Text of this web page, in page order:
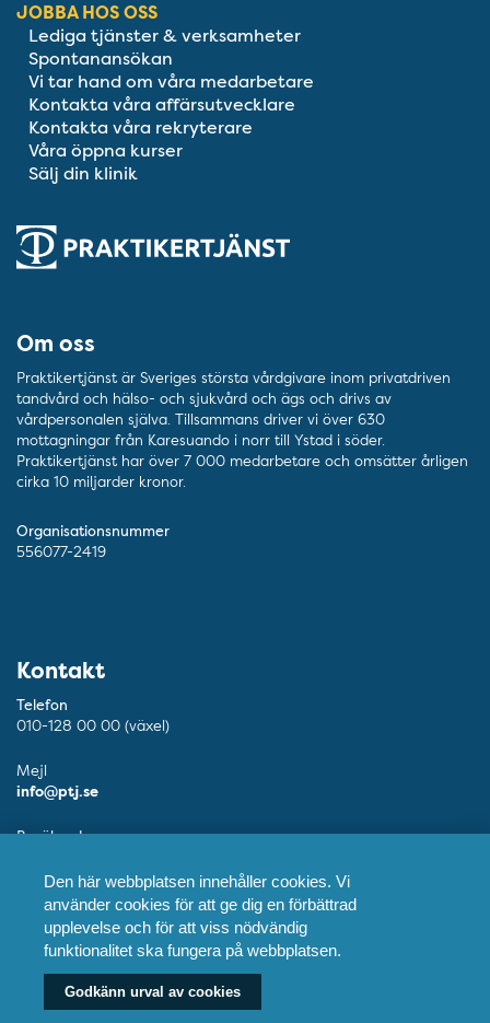
Den här webbplatsen innehåller cookies. Vi
använder cookies för att ge dig en förbättrad
upplevelse och för att viss nödvändig
funktionalitet ska fungera på webbplatsen.
Godkänn urval av cookies
JOBBA HOS OSS
Lediga tjänster & verksamheter
Spontanansökan
Vi tar hand om våra medarbetare
Kontakta våra affärsutvecklare
Kontakta våra rekryterare
Våra öppna kurser
Sälj din klinik
Om oss
Praktikertjänst är Sveriges största vårdgivare inom privatdriven
tandvård och hälso- och sjukvård och ägs och drivs av
vårdpersonalen själva. Tillsammans driver vi över 630
mottagningar från Karesuando i norr till Ystad i söder.
Praktikertjänst har över 7 000 medarbetare och omsätter årligen
cirka 10 miljarder kronor.
Organisationsnummer
556077-2419
Kontakt
Telefon
010-128 00 00 (växel)
Mejl
info@ptj.se
Besöksadress
Postadress
Praktikertjänst AB, 103 55 Stockholm
Fler kontaktuppgifter